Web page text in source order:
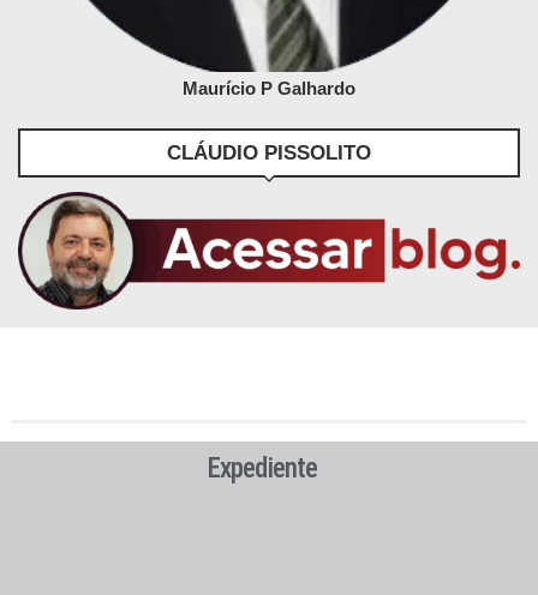
Maurício P Galhardo
CLÁUDIO PISSOLITO
Expediente